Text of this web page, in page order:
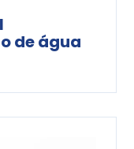
de água